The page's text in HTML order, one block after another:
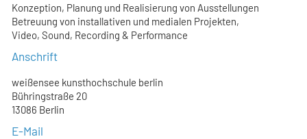
Konzeption, Planung und Realisierung von Ausstellungen
Betreuung von installativen und medialen Projekten,
Video, Sound, Recording & Performance
Anschrift
weißensee kunsthochschule berlin
Bühringstraße 20
13086 Berlin
E-Mail